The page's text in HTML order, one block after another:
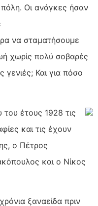
Οι ανάγκες ήσαν
να σταματήσουμε
χωρίς πολύ σοβαρές
γενιές; Και για πόσο
έτους 1928 τις
και τις έχουν
ο Πέτρος
και ο Νίκος
ξαναείδα πριν